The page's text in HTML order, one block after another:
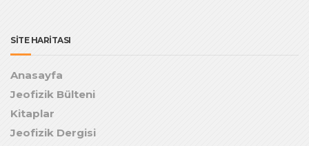
SİTE HARİTASI
Anasayfa
Jeofizik Bülteni
Kitaplar
Jeofizik Dergisi